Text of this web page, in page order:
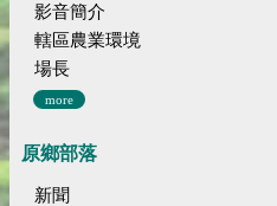
影音簡介
轄區農業環境
場長
more
原鄉部落
新聞